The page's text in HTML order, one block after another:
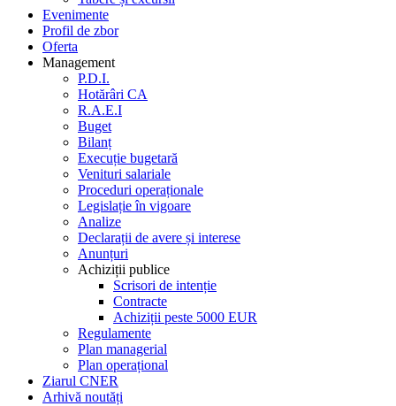
Evenimente
Profil de zbor
Oferta
Management
P.D.I.
Hotărâri CA
R.A.E.I
Buget
Bilanț
Execuție bugetară
Venituri salariale
Proceduri operaționale
Legislație în vigoare
Analize
Declarații de avere și interese
Anunțuri
Achiziții publice
Scrisori de intenție
Contracte
Achiziții peste 5000 EUR
Regulamente
Plan managerial
Plan operațional
Ziarul CNER
Arhivă noutăți